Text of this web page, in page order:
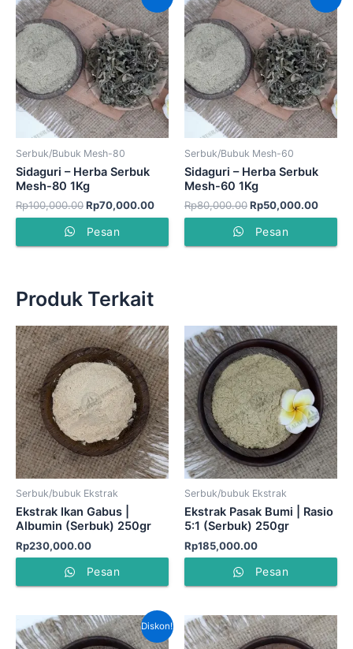
Serbuk/Bubuk Mesh-80
Sidaguri – Herba Serbuk
Mesh-80 1Kg
Rp100,000.00
aslinya
adalah:
Rp100,000.00.
Rp70,000.00
saat
ini
adalah:
Rp70,000.00.
Pesan
Serbuk/Bubuk Mesh-60
Sidaguri – Herba Serbuk
Mesh-60 1Kg
Rp80,000.00
aslinya
adalah:
Rp80,000.00.
Rp50,000.00
saat
ini
Pesan
Produk Terkait
Serbuk/bubuk Ekstrak
Ekstrak Ikan Gabus |
Albumin (Serbuk) 250gr
Rp230,000.00
Pesan
Serbuk/bubuk Ekstrak
Ekstrak Pasak Bumi | Rasio
5:1 (Serbuk) 250gr
Rp185,000.00
Pesan
Diskon!
Harga
aslinya
Harga
saat